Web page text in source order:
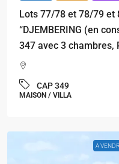
Lots 77/78 et 78/79 et
“DJEMBERING (en
347 avec 3 chambres,
CAP 349
MAISON / VILLA
A